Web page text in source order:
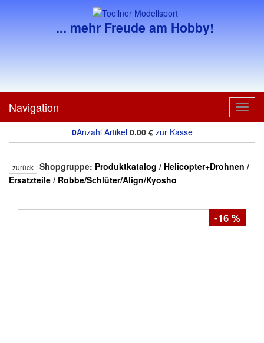
... mehr Freude am Hobby!
Navigation
0Anzahl Artikel 0.00€ zur Kasse
zurück Shopgruppe: Produktkatalog / Helicopter+Drohnen /
Ersatzteile / Robbe/Schlüter/Align/Kyosho
-16 %